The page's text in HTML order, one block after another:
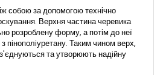
собою за допомогою технічно
Верхня частина черевика
розроблену форму, а потім до неї
пінополіуретану. Таким чином верх,
та утворюють надійну